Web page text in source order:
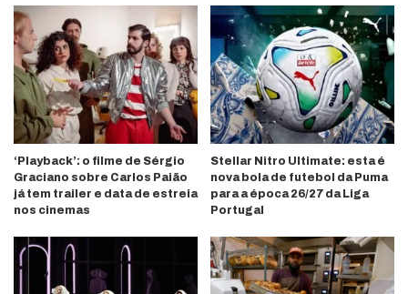
‘Playback’: o filme de Sérgio
Graciano sobre Carlos Paião
já tem trailer e data de estreia
nos cinemas
Stellar Nitro Ultimate: esta é
nova bola de futebol da Puma
para a época 26/27 da Liga
Portugal